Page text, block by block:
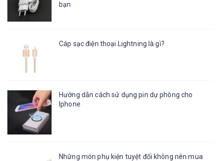
bạn
Cáp sạc điện thoại Lightning là gì?
Hướng dẫn cách sử dụng pin dự phòng cho
Iphone
Những món phụ kiện tuyệt đối không nên mua